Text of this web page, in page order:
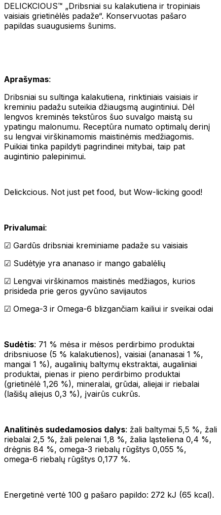
DELICKCIOUS™ „Dribsniai su kalakutiena ir tropiniais
vaisiais grietinėlės padaže“. Konservuotas pašaro
papildas suaugusiems šunims.
Aprašymas:
Dribsniai su sultinga kalakutiena, rinktiniais vaisiais ir
kreminiu padažu suteikia džiaugsmą augintiniui. Dėl
lengvos kreminės tekstūros šuo suvalgo maistą su
ypatingu malonumu. Receptūra numato optimalų derinį
su lengvai virškinamomis maistinėmis medžiagomis.
Puikiai tinka papildyti pagrindinei mitybai, taip pat
augintinio palepinimui.
Delickcious. Not just pet food, but Wow-licking good!
Privalumai:
☑ Gardūs dribsniai kreminiame padaže su vaisiais
☑ Sudėtyje yra ananaso ir mango gabalėlių
☑ Lengvai virškinamos maistinės medžiagos, kurios
prisideda prie geros gyvūno savijautos
☑ Omega-3 ir Omega-6 blizgančiam kailiui ir sveikai odai
Sudėtis: 71 % mėsa ir mėsos perdirbimo produktai
dribsniuose (5 % kalakutienos), vaisiai (ananasai 1 %,
mangai 1 %), augalinių baltymų ekstraktai, augaliniai
produktai, pienas ir pieno perdirbimo produktai
(grietinėlė 1,26 %), mineralai, grūdai, aliejai ir riebalai
(lašišų aliejus 0,3 %), įvairūs cukrūs.
Analitinės sudedamosios dalys: žali baltymai 5,5 %, žali
riebalai 2,5 %, žali pelenai 1,8 %, žalia ląsteliena 0,4 %,
drėgnis 84 %, omega-3 riebalų rūgštys 0,055 %,
omega-6 riebalų rūgštys 0,177 %.
Energetinė vertė 100 g pašaro papildo: 272 kJ (65 kcal).